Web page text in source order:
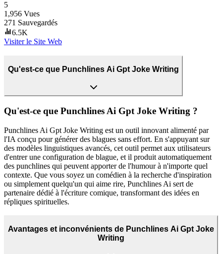
5
1,956 Vues
271 Sauvegardés
6.5K
Visiter le Site Web
Qu'est-ce que Punchlines Ai Gpt Joke Writing
Qu'est-ce que Punchlines Ai Gpt Joke Writing ?
Punchlines Ai Gpt Joke Writing est un outil innovant alimenté par
l'IA conçu pour générer des blagues sans effort. En s'appuyant sur
des modèles linguistiques avancés, cet outil permet aux utilisateurs
d'entrer une configuration de blague, et il produit automatiquement
des punchlines qui peuvent apporter de l'humour à n'importe quel
contexte. Que vous soyez un comédien à la recherche d'inspiration
ou simplement quelqu'un qui aime rire, Punchlines Ai sert de
partenaire dédié à l'écriture comique, transformant des idées en
répliques spirituelles.
Avantages et inconvénients de Punchlines Ai Gpt Joke
Writing